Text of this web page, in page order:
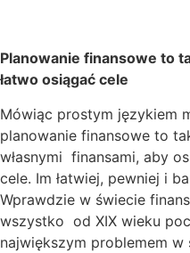
Planowanie finansowe to
łatwo osiągać cele
Mówiąc prostym językiem
planowanie finansowe to
własnymi finansami, aby
cele. Im łatwiej, pewniej i
Wprawdzie w świecie
wszystko od XIX wieku
największym problemem